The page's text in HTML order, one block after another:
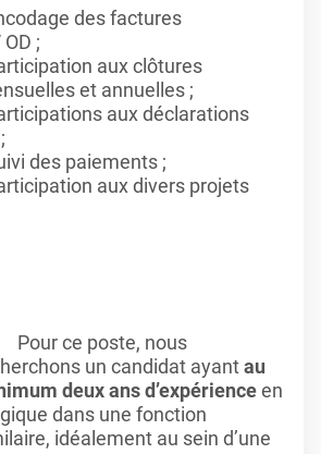
des factures
;
aux clôtures
et annuelles ;
aux déclarations
des paiements ;
aux divers projets
ce poste, nous
un candidat ayantau
deux ans d’expérienceen
dans une fonction
idéalement au sein d’une